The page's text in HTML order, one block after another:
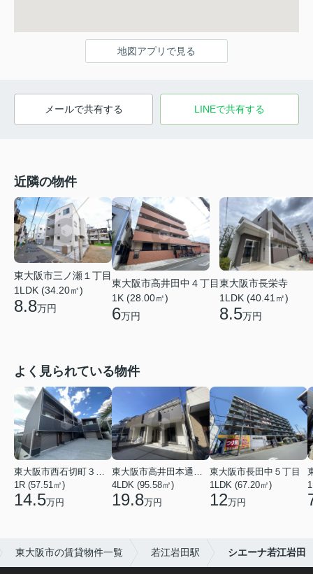
地図アプリで見る
メールで共有する LINEで共有する
近隣の物件
東大阪市三ノ瀬１丁目
1LDK (34.20㎡)
8.8万円
東大阪市高井田中４丁目
1K (28.00㎡)
6万円
東大阪市長栄寺
1LDK (40.41㎡)
8.5万円
よく見られている物件
東大阪市西石切町３丁目
1R (57.51㎡)
14.5万円
東大阪市高井田本通２丁目
4LDK (95.58㎡)
19.8万円
東大阪市長田中５丁目
1LDK (67.20㎡)
12万円
東大阪市の賃貸物件一覧 若江岩田駅 シエーナ若江岩田